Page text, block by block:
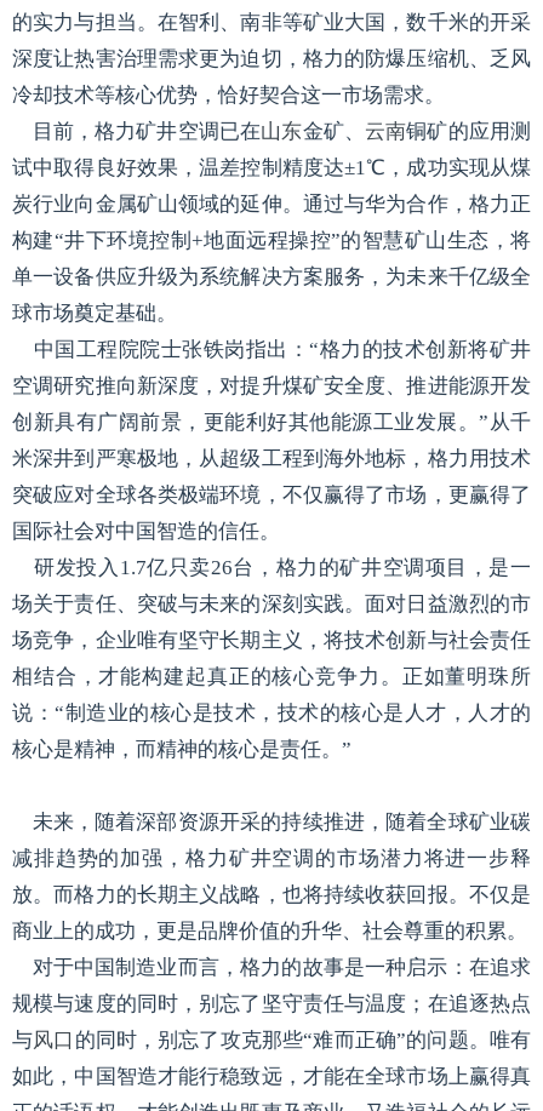
的实力与担当。在智利、南非等矿业大国，数千米的开采
深度让热害治理需求更为迫切，格力的防爆压缩机、乏风
冷却技术等核心优势，恰好契合这一市场需求。
目前，格力矿井空调已在山东金矿、 云南铜矿的应用测
试中取得良好效果，温差控制精度达±1℃，成功实现从煤
炭行业向金属矿山领域的延伸。通过与华为合作，格力正
构建“井下环境控制+地面远程操控”的智慧矿山生态，将
单一设备供应升级为系统解决方案服务，为未来千亿级全
球市场奠定基础。
中国工程院院士张铁岗指出：“格力的技术创新将矿井
空调研究推向新深度，对提升煤矿安全度、推进能源开发
创新具有广阔前景，更能利好其他能源工业发展。”从千
米深井到严寒极地，从超级工程到海外地标，格力用技术
突破应对全球各类极端环境，不仅赢得了市场，更赢得了
国际社会对中国智造的信任。
研发投入1.7亿只卖26台，格力的矿井空调项目，是一
场关于责任、突破与未来的深刻实践。面对日益激烈的市
场竞争，企业唯有坚守长期主义，将技术创新与社会责任
相结合，才能构建起真正的核心竞争力。正如董明珠所
说：“制造业的核心是技术，技术的核心是人才，人才的
核心是精神，而精神的核心是责任。”
未来，随着深部资源开采的持续推进，随着全球矿业碳
减排趋势的加强，格力矿井空调的市场潜力将进一步释
放。而格力的长期主义战略，也将持续收获回报。不仅是
商业上的成功，更是品牌价值的升华、社会尊重的积累。
对于中国制造业而言，格力的故事是一种启示：在追求
规模与速度的同时，别忘了坚守责任与温度；在追逐热点
与风口 的同时，别忘了攻克那些“难而正确”的问题。唯有
如此，中国智造才能行稳致远，才能在全球市场上赢得真